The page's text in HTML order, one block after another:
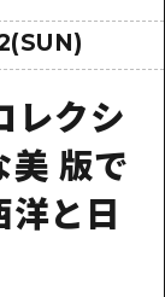
せ
ビス
Fi
ま
レクシ
版で
と日